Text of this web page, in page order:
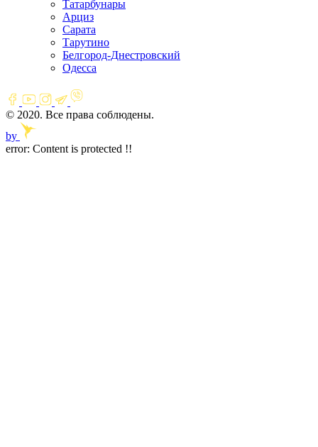
Татарбунары
Арциз
Сарата
Тарутино
Белгород-Днестровский
Одесса
© 2020. Все права соблюдены.
by
error: Content is protected !!